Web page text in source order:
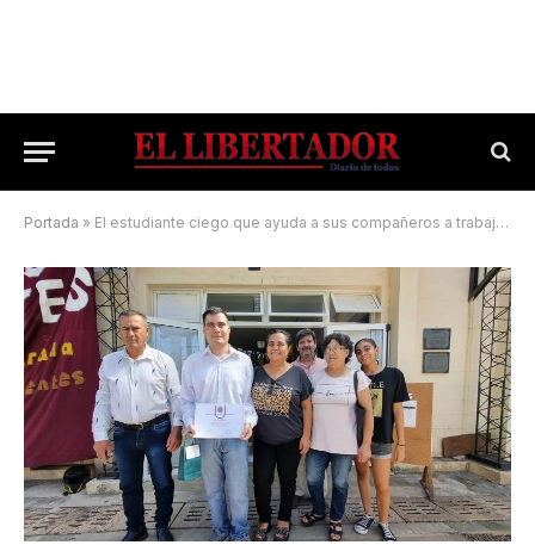
Portada » El estudiante ciego que ayuda a sus compañeros a trabajar con audios